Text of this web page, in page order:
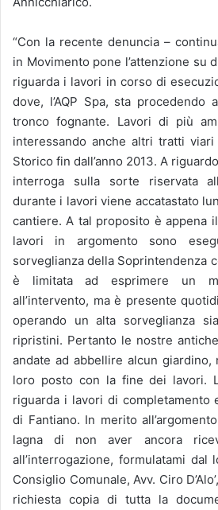
“Con la recente denuncia –
in Movimento pone l’attenzione su
riguarda i lavori in corso di
dove, l’AQP Spa, sta procedendo
tronco fognante. Lavori di più
interessando anche altri tratti viari
Storico fin dall’anno 2013. A
interroga sulla sorte riservata
durante i lavori viene accatastato
cantiere. A tal proposito è appena
lavori in argomento sono
sorveglianza della Soprintendenza
è limitata ad esprimere un
all’intervento, ma è presente
operando un alta sorveglianza
ripristini. Pertanto le nostre
andate ad abbellire alcun giardino,
loro posto con la fine dei lavori.
riguarda i lavori di completamento
di Fantiano. In merito
lagna di non aver ancora
all’interrogazione, formulatami dal
Consiglio Comunale, Avv. Ciro
richiesta copia di tutta la